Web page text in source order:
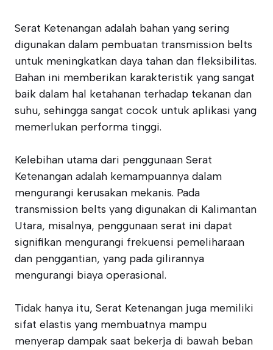
Serat Ketenangan adalah bahan yang sering
digunakan dalam pembuatan transmission belts
untuk meningkatkan daya tahan dan fleksibilitas.
Bahan ini memberikan karakteristik yang sangat
baik dalam hal ketahanan terhadap tekanan dan
suhu, sehingga sangat cocok untuk aplikasi yang
memerlukan performa tinggi.
Kelebihan utama dari penggunaan Serat
Ketenangan adalah kemampuannya dalam
mengurangi kerusakan mekanis. Pada
transmission belts yang digunakan di Kalimantan
Utara, misalnya, penggunaan serat ini dapat
signifikan mengurangi frekuensi pemeliharaan
dan penggantian, yang pada gilirannya
mengurangi biaya operasional.
Tidak hanya itu, Serat Ketenangan juga memiliki
sifat elastis yang membuatnya mampu
menyerap dampak saat bekerja di bawah beban